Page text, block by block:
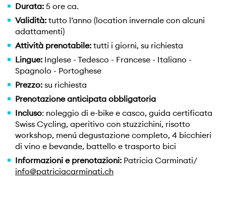
Durata: 5 ore ca.
Validità: tutto l’anno (location invernale con alcuni
adattamenti)
Attività prenotabile: tutti i giorni, su richiesta
Lingue: Inglese - Tedesco - Francese - Italiano -
Spagnolo - Portoghese
Prezzo: su richiesta
Prenotazione anticipata obbligatoria
Incluso: noleggio di e-bike e casco, guida certificata
Swiss Cycling, aperitivo con stuzzichini, risotto
workshop, menú degustazione completo, 4 bicchieri
di vino e bevande, battello e trasporto bici
Informazioni e prenotazioni: Patricia Carminati/
info@patriciacarminati.ch